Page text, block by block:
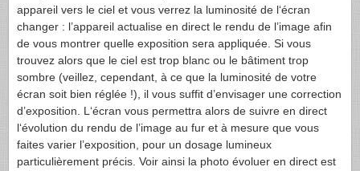
appareil vers le ciel et vous verrez la luminosité de l‘écran
changer : l’appareil actualise en direct le rendu de l’image afin
de vous montrer quelle exposition sera appliquée. Si vous
trouvez alors que le ciel est trop blanc ou le bâtiment trop
sombre (veillez, cependant, à ce que la luminosité de votre
écran soit bien réglée !), il vous suffit d’envisager une correction
d’exposition. L‘écran vous permettra alors de suivre en direct
l‘évolution du rendu de l’image au fur et à mesure que vous
faites varier l’exposition, pour un dosage lumineux
particulièrement précis. Voir ainsi la photo évoluer en direct est